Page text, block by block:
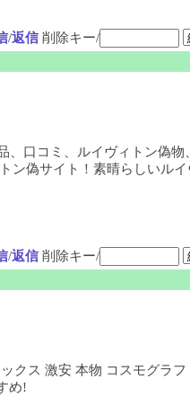
/返信 削除キー/
、口コミ、ルイヴィトン偽物
ン偽サイト！素晴らしいル
/返信 削除キー/
クス 激安 本物 コスモグラフ
め!